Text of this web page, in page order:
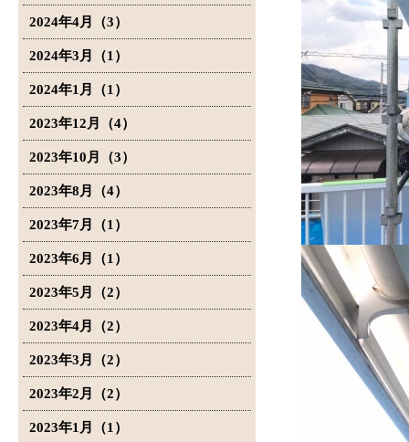
2024年4月（3）
2024年3月（1）
2024年1月（1）
2023年12月（4）
2023年10月（3）
2023年8月（4）
2023年7月（1）
2023年6月（1）
2023年5月（2）
2023年4月（2）
2023年3月（2）
2023年2月（2）
2023年1月（1）